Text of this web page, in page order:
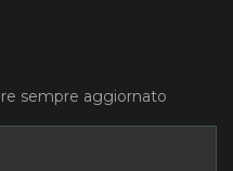
sempre aggiornato